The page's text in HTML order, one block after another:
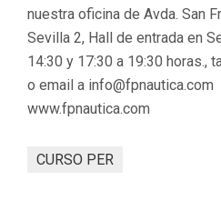
nuestra oficina de Avda. San
Sevilla 2, Hall de entrada en
14:30 y 17:30 a 19:30 horas.,
o email a info@fpnautica.com
www.fpnautica.com
CURSO PER